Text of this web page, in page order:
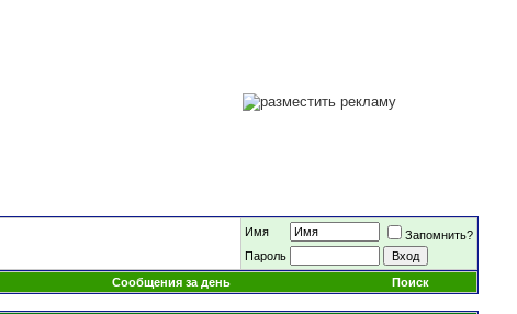
Имя
Запомнить?
Пароль
Сообщения за день Поиск